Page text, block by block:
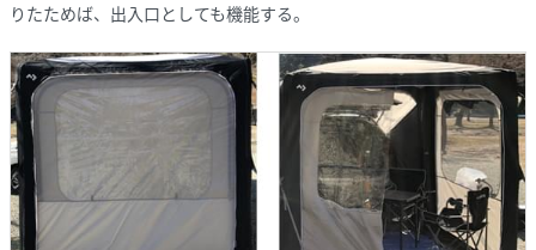
りたためば、出入口としても機能する。